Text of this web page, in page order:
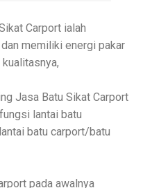
Carport ialah
memiliki energi pakar
Jasa Batu Sikat Carport
lantai batu
batu carport/batu
pada awalnya